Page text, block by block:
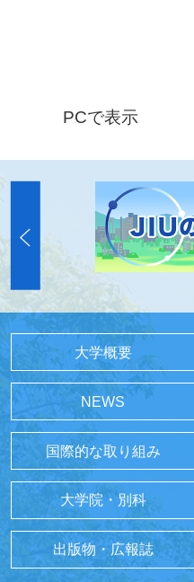
PCで表示
大学概要
NEWS
国際的な取り組み
大学院・別科
出版物・広報誌